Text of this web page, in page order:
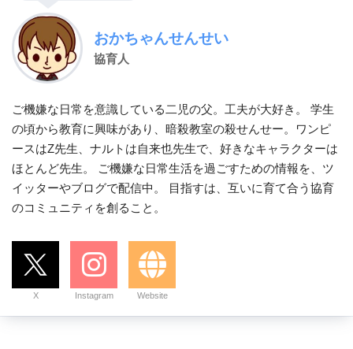
おかちゃんせんせい
協育人
ご機嫌な日常を意識している二児の父。工夫が大好き。 学生
の頃から教育に興味があり、暗殺教室の殺せんせー。ワンピ
ースはZ先生、ナルトは自来也先生で、好きなキャラクターは
ほとんど先生。 ご機嫌な日常生活を過ごすための情報を、ツ
イッターやブログで配信中。 目指すは、互いに育て合う協育
のコミュニティを創ること。
X Instagram Website